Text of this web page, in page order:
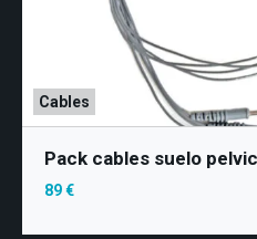
Cables
Pack cables suelo
89 €